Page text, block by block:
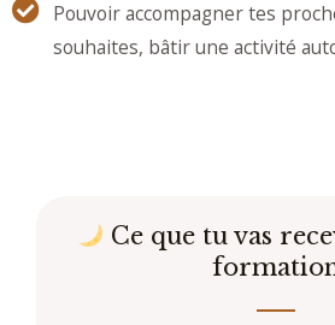
Pouvoir accompagner tes
souhaites, bâtir une activité
Ce que tu vas